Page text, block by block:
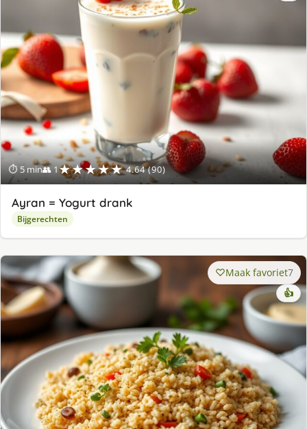
⏱ 5 min👥 1★★★★★ 4.64 (90)
Ayran = Yogurt drank
Bijgerechten
Maak favoriet7
👍